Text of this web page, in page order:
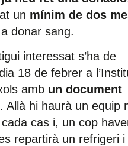
un mínim de dos
donar sang.
interessat s’ha de
18 de febrer a
amb un document
. Allà hi haurà un equip
cas i, un cop
repartirà un refrigeri i